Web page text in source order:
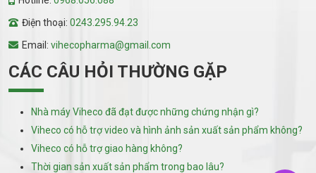
Điện thoại: 0243.295.94.23
Email: vihecopharma@gmail.com
CÁC CÂU HỎI THƯỜNG GẶP
Nhà máy Viheco đã đạt được những chứng nhận gì?
Viheco có hỗ trợ video và hình ảnh sản xuất sản phẩm không?
Viheco có hỗ trợ giao hàng không?
Thời gian sản xuất sản phẩm trong bao lâu?